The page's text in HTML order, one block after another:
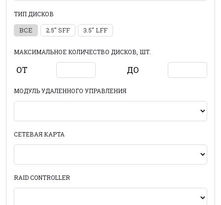
ТИП ДИСКОВ
ВСЕ 2.5" SFF 3.5" LFF
МАКСИМАЛЬНОЕ КОЛИЧЕСТВО ДИСКОВ, ШТ.
ОТ ДО
МОДУЛЬ УДАЛЕННОГО УПРАВЛЕНИЯ
СЕТЕВАЯ КАРТА
RAID CONTROLLER